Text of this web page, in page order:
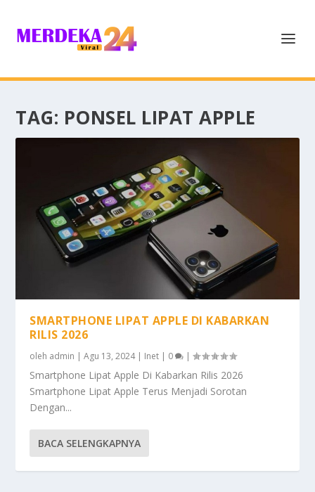
TAG: PONSEL LIPAT APPLE
SMARTPHONE LIPAT APPLE DI KABARKAN
RILIS 2026
oleh admin |Agu 13, 2024| Inet | 0 |
Smartphone Lipat Apple Di Kabarkan Rilis 2026
Smartphone Lipat Apple Terus Menjadi Sorotan
Dengan...
BACA SELENGKAPNYA